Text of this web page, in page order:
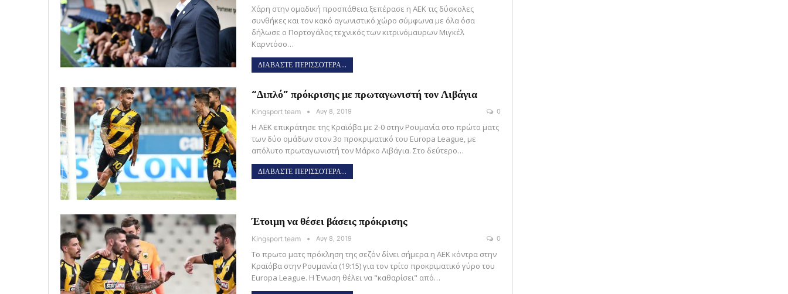
Χάρη στην ομαδική προσπάθεια ξεπέρασε η ΑΕΚ τις δύσκολες
συνθήκες και τον κακό αγωνιστικό χώρο σύμφωνα με όλα όσα
δήλωσε ο Πορτογάλος τεχνικός των κιτρινόμαυρων Μιγκέλ
Καρντόσο…
ΔΙΑΒΑΣΤΕ ΠΕΡΙΣΣΟΤΕΡΑ...
“Διπλό” πρόκρισης με πρωταγωνιστή τον Λιβάγια
Kingsport team Αυγ 8, 2019 0
Η ΑΕΚ επικράτησε της Κραϊόβα με 2-0 στην Ρουμανία στο πρώτο ματς
των δύο ομάδων στον 3ο προκριματικό του Europa League, με
απόλυτο πρωταγωνιστή τον Μάρκο Λιβάγια. Στο δεύτερο…
ΔΙΑΒΑΣΤΕ ΠΕΡΙΣΣΟΤΕΡΑ...
Έτοιμη να θέσει βάσεις πρόκρισης
Kingsport team Αυγ 8, 2019 0
Το πρωτο ματς πρόκληση της σεζόν δίνει σήμερα η ΑΕΚ κόντρα στην
Κραϊόβα στην Ρουμανία (19:15) για τον τρίτο προκριματικό γύρο του
Europa League. Η Ένωση θέλει να "καθαρίσει" από…